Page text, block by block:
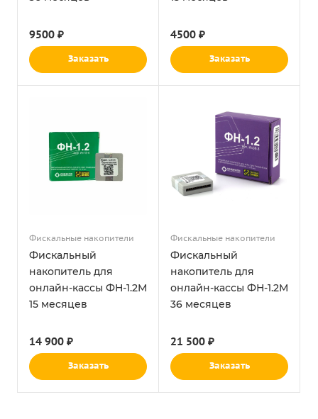
9500 ₽
Заказать
4500 ₽
Заказать
Фискальные накопители
Фискальный
накопитель для
онлайн-кассы ФН-1.2М
15 месяцев
14 900 ₽
Заказать
Фискальные накопители
Фискальный
накопитель для
онлайн-кассы ФН-1.2М
36 месяцев
21 500 ₽
Заказать